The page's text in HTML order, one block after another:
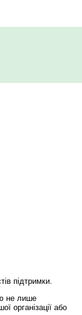
підтримки.
не лише
організації або